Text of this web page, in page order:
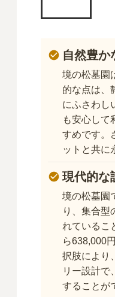
自然豊か
境の松墓園
的な点は、
にふさわし
も安心して
すめです。
ットと共に
現代的な
境の松墓園
り、集合型
れているこ
ら638,000
択肢により
リー設計で
することが